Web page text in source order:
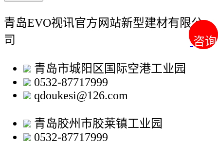
咨询
咨询
青岛EVO视讯官方网站新型建材有限公
司
青岛市城阳区国际空港工业园
0532-87717999
qdoukesi@126.com
青岛胶州市胶莱镇工业园
0532-87717999